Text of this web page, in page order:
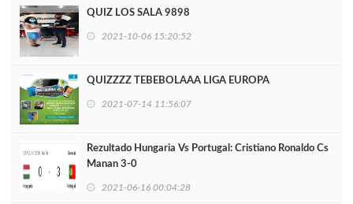
QUIZ LOS SALA 9898
2021-10-06 15:20:52
QUIZZZZ TEBEBOLAAA LIGA EUROPA
2021-07-14 11:56:07
Rezultado Hungaria Vs Portugal: Cristiano Ronaldo Cs
Manan 3-0
2021-06-16 00:04:28